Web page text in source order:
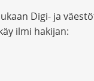
Digi- ja
ilmi hakijan: